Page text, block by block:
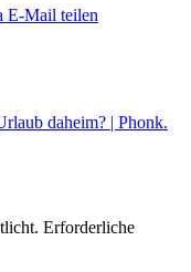
E-Mail teilen
daheim? | Phonk.
Erforderliche